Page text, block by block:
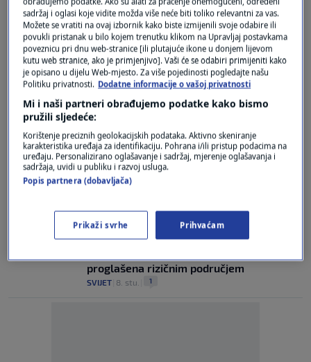
Bolest pokazuje znakove mutacije:
Stručnjaci upozoravaju na moguću
pandemiju ptičje gripe
ZDRAVLJE
Potvrđena ptičja gripa kod Ivanić-Grada
VIJESTI | 6. pro. | 0
Đurđevca
VIJESTI|12. stu.
proglašena rizičnim područjem
SVIJET 8. stu. 1
sadržaj i oglasi koje vidite možda više neće biti toliko relevantni za vas.
Možete se vratiti na ovaj izbornik kako biste izmijenili svoje odabire ili
povukli pristanak u bilo kojem trenutku klikom na Upravljaj postavkama
poveznicu pri dnu web-stranice [ili plutajuće ikone u donjem lijevom
kutu web stranice, ako je primjenjivo]. Vaši će se odabiri primijeniti kako
je opisano u dijelu Web-mjesto. Za više pojedinosti pogledajte našu
Politiku privatnosti. Dodatne informacije o vašoj privatnosti
Mi i naši partneri obrađujemo podatke kako bismo
pružili sljedeće:
Korištenje preciznih geolokacijskih podataka. Aktivno skeniranje
karakteristika uređaja za identifikaciju. Pohrana i/ili pristup podacima na
uređaju. Personalizirano oglašavanje i sadržaj, mjerenje oglašavanja i
sadržaja, uvidi u publiku i razvoj usluga.
Popis partnera (dobavljača)
Prikaži svrhe Prihvaćam